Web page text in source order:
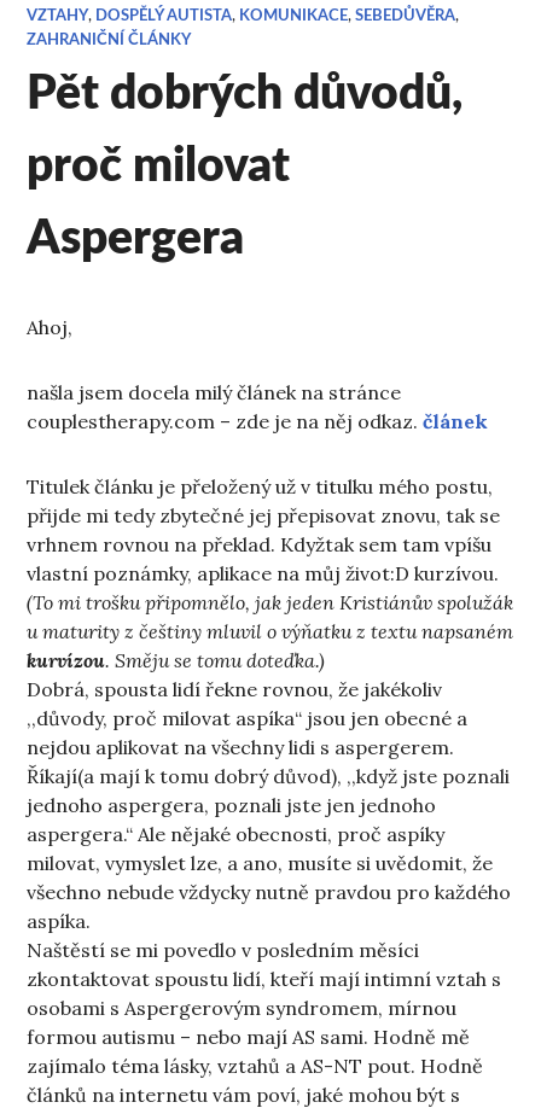
VZTAHY, DOSPĚLÝ AUTISTA, KOMUNIKACE,SEBEDŮVĚRA,
ZAHRANIČNÍ ČLÁNKY
Pět dobrých důvodů,
proč milovat
Aspergera
Ahoj,
našla jsem docela milý článek na stránce
couplestherapy.com – zde je na něj odkaz.článek
Titulek článku je přeložený už v titulku mého postu,
přijde mi tedy zbytečné jej přepisovat znovu, tak se
vrhnem rovnou na překlad. Kdyžtak sem tam vpíšu
vlastní poznámky, aplikace na můj život:D kurzívou.
(To mi trošku připomnělo, jak jeden Kristiánův spolužák
u maturity z češtiny mluvil o výňatku z textu napsaném
kurvízou. Směju se tomu doteďka.)
Dobrá, spousta lidí řekne rovnou, že jakékoliv
,,důvody, proč milovat aspíka“ jsou jen obecné a
nejdou aplikovat na všechny lidi s aspergerem.
Říkají(a mají k tomu dobrý důvod), ,,když jste poznali
jednoho aspergera, poznali jste jen jednoho
aspergera.“ Ale nějaké obecnosti, proč aspíky
milovat, vymyslet lze, a ano, musíte si uvědomit, že
všechno nebude vždycky nutně pravdou pro každého
aspíka.
Naštěstí se mi povedlo v posledním měsíci
zkontaktovat spoustu lidí, kteří mají intimní vztah s
osobami s Aspergerovým syndromem, mírnou
formou autismu – nebo mají AS sami. Hodně mě
zajímalo téma lásky, vztahů a AS-NT pout. Hodně
článků na internetu vám poví, jaké mohou být s